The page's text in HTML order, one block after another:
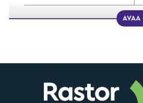
AVAA